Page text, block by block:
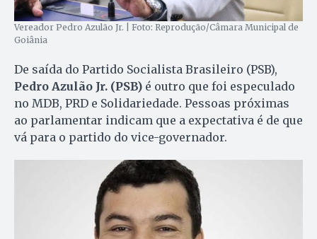
Vereador Pedro Azulão Jr. | Foto: Reprodução/Câmara Municipal de
Goiânia
De saída do Partido Socialista Brasileiro (PSB),
Pedro Azulão Jr. (PSB) é outro que foi especulado
no MDB, PRD e Solidariedade. Pessoas próximas
ao parlamentar indicam que a expectativa é de que
vá para o partido do vice-governador.